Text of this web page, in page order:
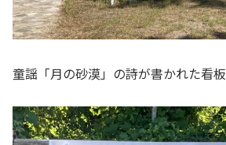
童謡「月の砂漠」の詩が書かれた看板